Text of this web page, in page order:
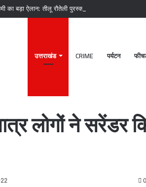
का बड़ा ऐलान: तीलू रौतेली पुरस्कार की सम्मान राशि बढ़ी, 13
उत्तराखंड CRIME पर्यटन
किए राशनकार्ड
लोगों ने सरेंडर
0